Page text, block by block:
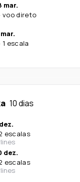
mar.
voo direto
1 escala
10 dias
escalas
dez.
escalas